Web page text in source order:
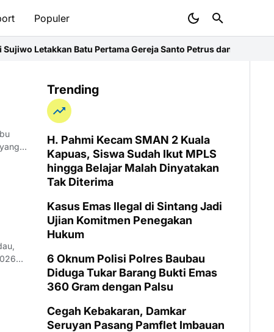
Populer
Letakkan Batu Pertama Gereja Santo Petrus dan Paulus di
Trending
H. Pahmi Kecam SMAN 2 Kuala
Kapuas, Siswa Sudah Ikut MPLS
hingga Belajar Malah Dinyatakan
Tak Diterima
Kasus Emas Ilegal di Sintang Jadi
Ujian Komitmen Penegakan
Hukum
6 Oknum Polisi Polres Baubau
Diduga Tukar Barang Bukti Emas
360 Gram dengan Palsu
Cegah Kebakaran, Damkar
Seruyan Pasang Pamflet Imbauan